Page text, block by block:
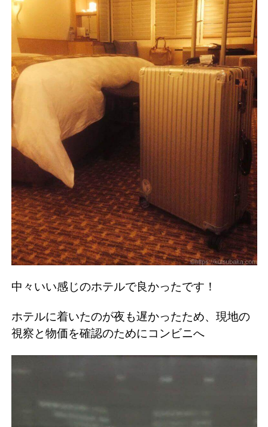
中々いい感じのホテルで良かったです！
ホテルに着いたのが夜も遅かったため、現地の
視察と物価を確認のためにコンビニへ